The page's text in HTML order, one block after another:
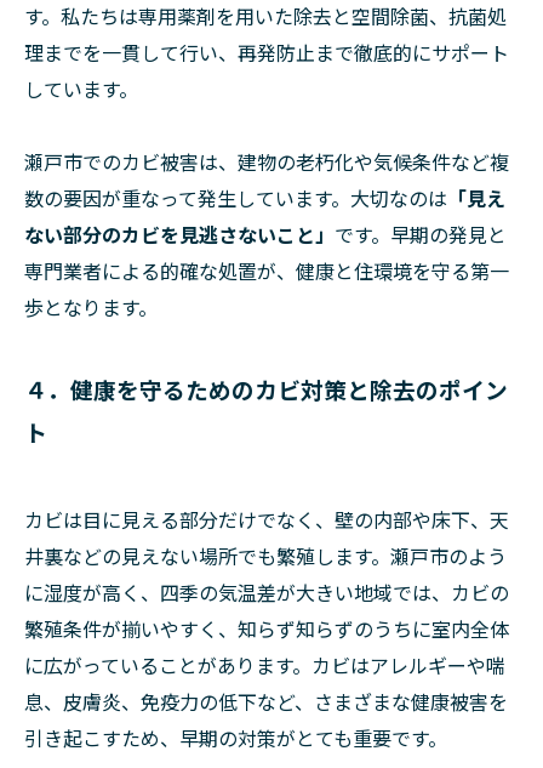
す。私たちは専用薬剤を用いた除去と空間除菌、抗菌処
理までを一貫して行い、再発防止まで徹底的にサポート
しています。
瀬戸市でのカビ被害は、建物の老朽化や気候条件など複
数の要因が重なって発生しています。大切なのは 「見え
ない部分のカビを見逃さないこと」 です。早期の発見と
専門業者による的確な処置が、健康と住環境を守る第一
歩となります。
４．健康を守るためのカビ対策と除去のポイン
ト
カビは目に見える部分だけでなく、壁の内部や床下、天
井裏などの見えない場所でも繁殖します。瀬戸市のよう
に湿度が高く、四季の気温差が大きい地域では、カビの
繁殖条件が揃いやすく、知らず知らずのうちに室内全体
に広がっていることがあります。カビはアレルギーや喘
息、皮膚炎、免疫力の低下など、さまざまな健康被害を
引き起こすため、早期の対策がとても重要です。